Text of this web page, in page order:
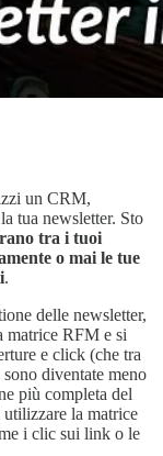
un CRM,
tua newsletter. Sto
tra i tuoi
o mai le tue
.
delle newsletter,
matrice RFM e si
e click (che tra
diventate meno
più completa del
la matrice
i clic sui link o le